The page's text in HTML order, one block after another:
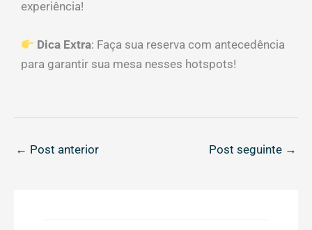
experiência!
Dica Extra: Faça sua reserva com antecedência
para garantir sua mesa nesses hotspots!
← Post anterior Post seguinte →